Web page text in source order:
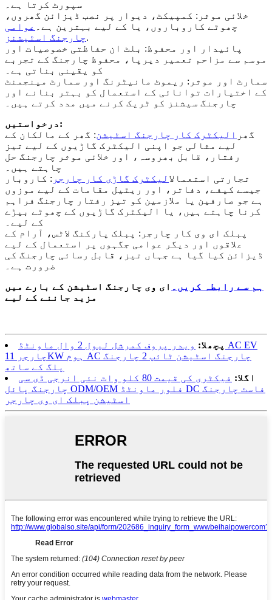
سپورٹ کرتا ہے۔
خلائی موثر: کمپیکٹ، دیوار پر نصب ڈیزائن گھروں،
چھوٹے کاروباروں، یا کے لیے بہترین ہے۔
عوامی
چارجنگ اسٹیشنز.
پائیدار اور محفوظ: بلٹ ان حفاظتی خصوصیات اور
موسم سے مزاحم تعمیر دیرپا، محفوظ چارجنگ کے تجربے
کو یقینی بناتی ہے۔
سمارٹ اور موثر: ریموٹ مانیٹرنگ اور سمارٹ مینجمنٹ
کے اختیارات توانائی کے استعمال کو بہتر بنانے اور
چارجنگ سیشنز کو ٹریک کرنے میں مدد کرتے ہیں۔
درخواستیں:
گھر الیکٹرک کار چارجنگ اسٹیشن: گھر کے مالکان کے
لیے مثالی جو اپنی الیکٹرک گاڑیوں کے لیے تیز
رفتار، قابل بھروسہ، اور خلائی موثر چارجنگ حل
چاہتے ہیں۔
تجارتی استعمال الیکٹرک گاڑی کار چارجر : کاروبار
جیسے کیفے، دفاتر، اور ریٹیل مقامات کے لیے موزوں
ہے جو صارفین یا ملازمین کو تیز رفتار چارجنگ فراہم
کرنا چاہتے ہیں، یا الیکٹرک گاڑیوں کے چھوٹے بیڑے
کے لیے۔
پبلک ای وی کار چارجر: پبلک پارکنگ لاٹس، آرام کے
علاقوں اور دیگر عوامی جگہوں پر استعمال کے لیے
ڈیزائن کیا گیا ہے جہاں تیز، قابل رسائی چارجنگ کی
ضرورت ہے۔
ہم سے رابطہ کریں۔ ای وی چارجنگ اسٹیشن کے بارے میں
مزید جاننے کے لیے
پچھلا:
ویدر پروف کمرشل لیول 2 وال ماونٹڈ AC EV
چارجر 11KW ہوم AC چارجنگ اسٹیشن ٹائپ 2 چارجنگ
پلگ کے ساتھ
اگلا:
فیکٹری کی قیمت 80 کلو واٹ نئی انرجی ڈی سی
چارجنگ پائل ODM/OEM فلور ماونٹڈ DC فاسٹ چارجنگ
اسٹیشن پبلک ای وی چارجر